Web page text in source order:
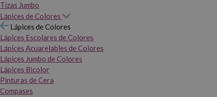
Tizas Jumbo
Lápices de Colores
Lápices de Colores
Lápices Escolares de Colores
Lápices Acuarelables de Colores
Lápices Jumbo de Colores
Lápices Bicolor
Pinturas de Cera
Compases